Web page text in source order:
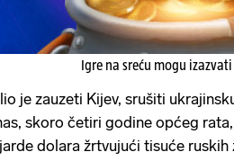
Igre na sreću mogu
je zauzeti Kijev, srušiti
skoro četiri godine općeg
dolara žrtvujući tisuće ruskih